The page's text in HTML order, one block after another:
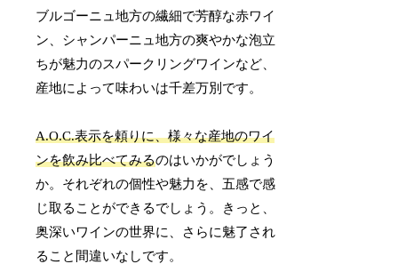
ブルゴーニュ地方の繊細で芳醇な赤ワイ
ン、シャンパーニュ地方の爽やかな泡立
ちが魅力のスパークリングワインなど、
産地によって味わいは千差万別です。
A.O.C.表示を頼りに、様々な産地のワイ
ンを飲み比べてみるのはいかがでしょう
か。それぞれの個性や魅力を、五感で感
じ取ることができるでしょう。きっと、
奥深いワインの世界に、さらに魅了され
ること間違いなしです。